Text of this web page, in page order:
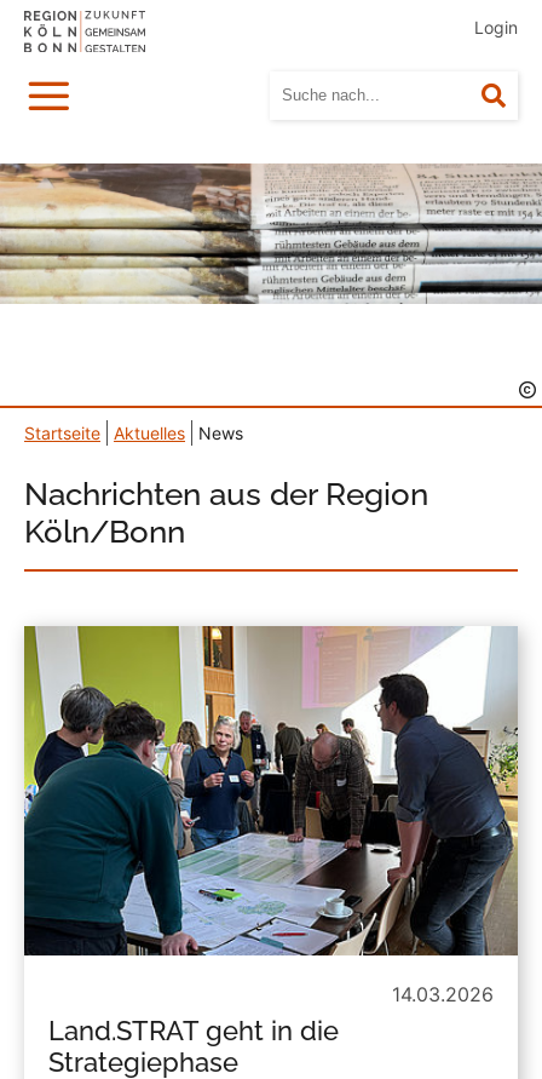
Login
Menü
Startseite Aktuelles News
Nachrichten aus der Region
Köln/Bonn
14.03.2026
Land.STRAT geht in die
Strategiephase